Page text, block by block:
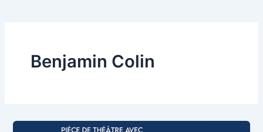
Benjamin Colin